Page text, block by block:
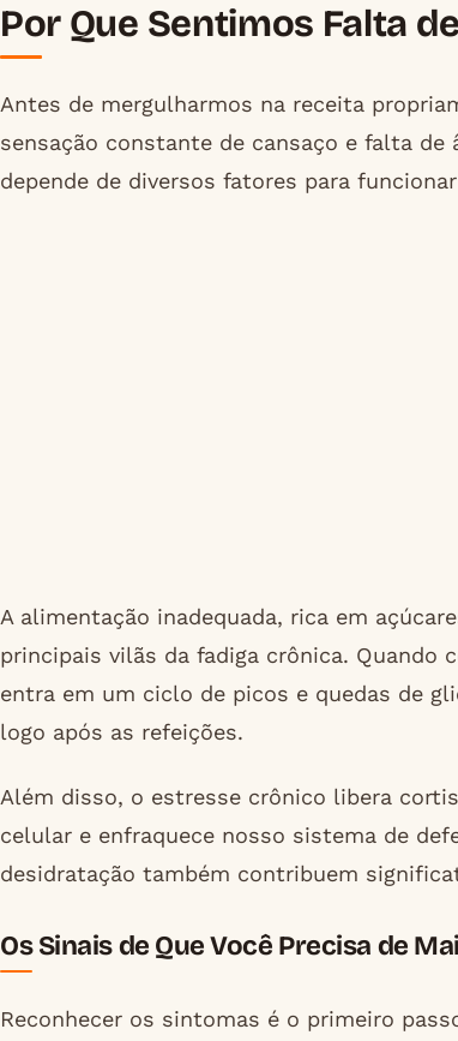
Por Que Sentimos Falta
Antes de mergulharmos na receita
sensação constante de cansaço e falta
depende de diversos fatores para
A alimentação inadequada, rica em
principais vilãs da fadiga crônica.
entra em um ciclo de picos e quedas de
logo após as refeições.
Além disso, o estresse crônico libera
celular e enfraquece nosso sistema de
desidratação também contribuem
Os Sinais de Que Você Precisa de
Reconhecer os sintomas é o primeiro